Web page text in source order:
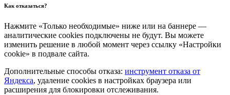
Как отказаться?
Нажмите «Только необходимые» ниже или на баннере —
аналитические cookies подключены не будут. Вы можете
изменить решение в любой момент через ссылку «Настройки
cookie» в подвале сайта.
Дополнительные способы отказа: инструмент отказа от
Яндекса, удаление cookies в настройках браузера или
расширения для блокировки отслеживания.